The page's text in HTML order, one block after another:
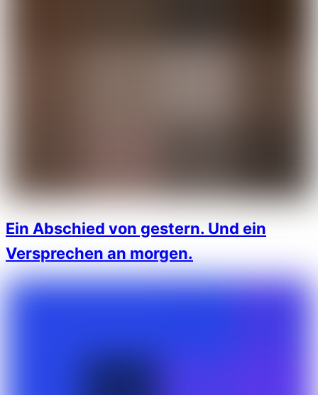
Ein Abschied von gestern. Und ein
Versprechen an morgen.